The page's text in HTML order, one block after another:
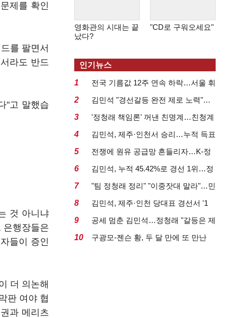
제를 확인
를 팔면서
라도 반드
"고 말했습
것 아니냐
은행장들은
들이 증인
더 의논해
판 여야 협
과 메리츠
영화관의 시대는 끝
났다?
"CD로 구워오세요"
인기뉴스
1
전국 기름값 12주 연속 하락…서울 휘
발윳값 1909원...
2
김민석 "경선갈등 완전 제로 노력"…
정청래 "반명 공세 사...
3
'정청래 책임론' 꺼낸 친명계…친청계
는 추가투표 때리기...
4
김민석, 제주·인천서 승리…누적 득표
율 '1위 탈환'(종합)...
5
전쟁에 원유 공급망 흔들리자…K-정
유, 에너지안보 핵심...
6
김민석, 누적 45.42%로 경선 1위…정
청래와 격차 0.86%p(...
7
"팀 정청래 정리" "이중잣대 말라"…민
주 최고위원 계파 다...
8
김민석, 제주·인천 당대표 경선서 '1
위'(1보)...
9
공세 멈춘 김민석…정청래 "갈등은 제
가 수습"
10
구광모-젠슨 황, 두 달 만에 또 만난